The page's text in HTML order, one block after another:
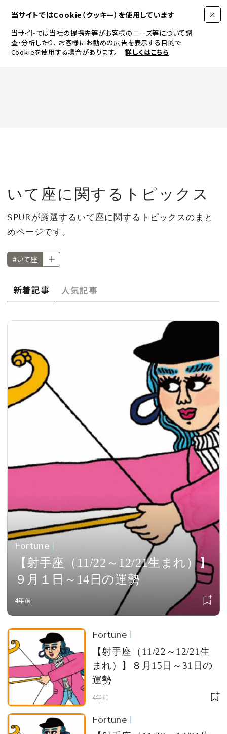
当サイトではCookie（クッキー）を使用しています
当サイトでは当社の提携先等がお客様のニーズ等について調
査・分析したり、 お客様にお勧めの広告を表示する目的で
Cookieを使用する場合があります。
詳しくはこちら
LIFESTYLE
CULTURE
CELEBRITY
COLLECTION
WEDDING
FORTUNE
SDGs
MAGAZINE
会員登録
SPUR読者のためのメンバーシッププログラム
「The SPUR Club」。便利な機能と特典を無料で楽し
めます。
ログイン・新規会員登録
いて座に関するトピックス
SPURが厳選するいて座に関するトピックスのまと
めページです。
#いて座
新着記事 人気記事
Fortune
【射手座（11/22～12/21生まれ）】
９月１日～14日の運勢
4年前
Fortune
【射手座（11/22～12/21生
まれ）】８月15日～31日の
運勢
4年前
Fortune